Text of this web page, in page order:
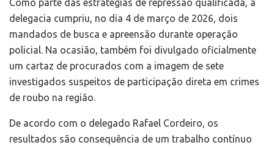
delegacia cumpriu, no dia 4 de março de 2026, dois
mandados de busca e apreensão durante operação
policial. Na ocasião, também foi divulgado oficialmente
um cartaz de procurados com a imagem de sete
investigados suspeitos de participação direta em crimes
de roubo na região.
De acordo com o delegado Rafael Cordeiro, os
resultados são consequência de um trabalho contínuo